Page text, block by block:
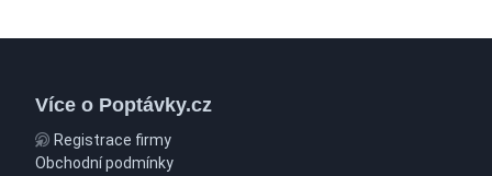
Více o Poptávky.cz
Registrace firmy
Obchodní podmínky